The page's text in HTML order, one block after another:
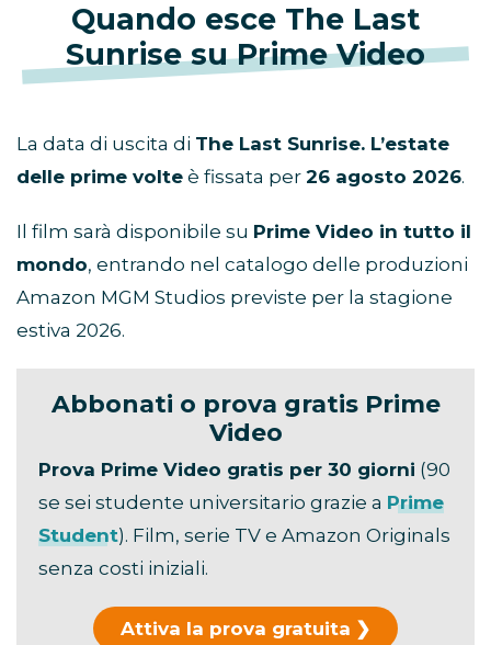
Quando esce The Last
Sunrise su Prime Video
La data di uscita di The Last Sunrise. L’estate
delle prime volte è fissata per 26 agosto 2026.
Il film sarà disponibile su Prime Video in tutto il
mondo, entrando nel catalogo delle produzioni
Amazon MGM Studios previste per la stagione
estiva 2026.
Abbonati o prova gratis Prime
Video
Prova Prime Video gratis per 30 giorni (90
se sei studente universitario grazie a Prime
Student). Film, serie TV e Amazon Originals
senza costi iniziali.
Attiva la prova gratuita